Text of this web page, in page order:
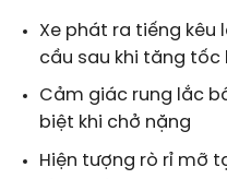
Xe phát ra tiếng kêu
cầu sau khi tăng tốc
Cảm giác rung lắc
biệt khi chở nặng
Hiện tượng rò rỉ mỡ